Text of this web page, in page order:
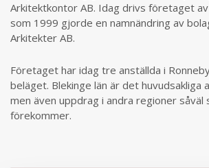
Arkitektkontor AB. Idag drivs företaget
som 1999 gjorde en namnändring av
Arkitekter AB.
Företaget har idag tre anställda i
beläget. Blekinge län är det huvudsakliga
men även uppdrag i andra regioner
förekommer.